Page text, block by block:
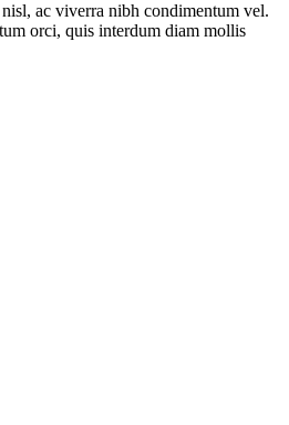
ac viverra nibh condimentum vel.
orci, quis interdum diam mollis